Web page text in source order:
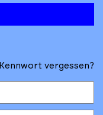
Kennwort vergessen?